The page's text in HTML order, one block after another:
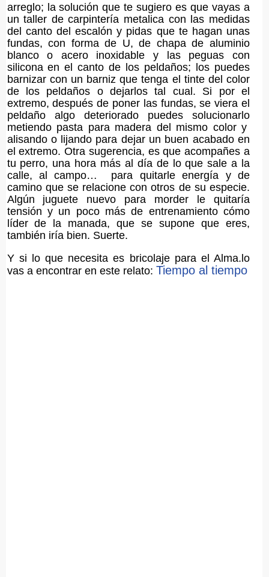
arreglo; la solución que te sugiero es que vayas a
un taller de carpintería metalica con las medidas
del canto del escalón y pidas que te hagan unas
fundas, con forma de U, de chapa de aluminio
blanco o acero inoxidable y las peguas con
silicona en el canto de los peldaños; los puedes
barnizar con un barniz que tenga el tinte del color
de los peldaños o dejarlos tal cual. Si por el
extremo, después de poner las fundas, se viera el
peldaño algo deteriorado puedes solucionarlo
metiendo pasta para madera del mismo color y
alisando o lijando para dejar un buen acabado en
el extremo. Otra sugerencia, es que acompañes a
tu perro, una hora más al día de lo que sale a la
calle, al campo… para quitarle energía y de
camino que se relacione con otros de su especie.
Algún juguete nuevo para morder le quitaría
tensión y un poco más de entrenamiento cómo
líder de la manada, que se supone que eres,
también iría bien. Suerte.
Y si lo que necesita es bricolaje para el Alma.lo
vas a encontrar en este relato: Tiempo al tiempo